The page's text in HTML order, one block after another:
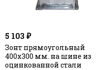
5 103 ₽
Зонт прямоугольный
400х300 мм. на шине из
оцинкованной стали